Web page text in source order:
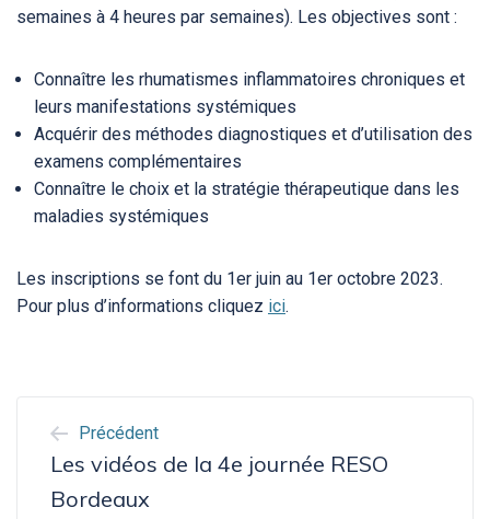
semaines à 4 heures par semaines). Les objectives sont :
Connaître les rhumatismes inflammatoires chroniques et
leurs manifestations systémiques
Acquérir des méthodes diagnostiques et d’utilisation des
examens complémentaires
Connaître le choix et la stratégie thérapeutique dans les
maladies systémiques
Les inscriptions se font du 1er juin au 1er octobre 2023.
Pour plus d’informations cliquez ici.
L’ARTICLE
Précédent
Les vidéos de la 4e journée RESO
Bordeaux